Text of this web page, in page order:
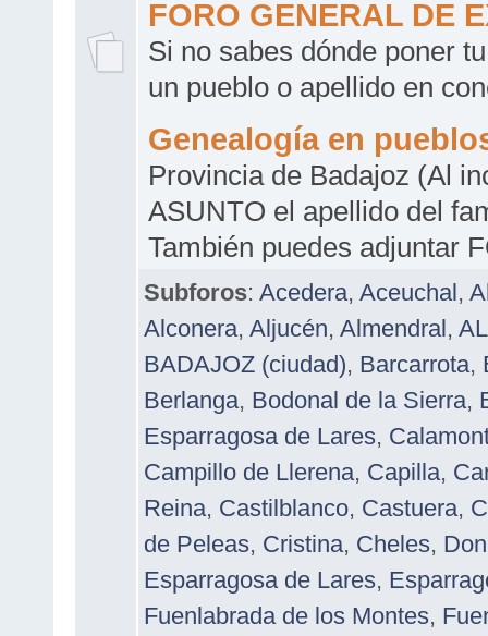
FORO GENERAL DE
Si no sabes dónde poner
un pueblo o apellido en
Genealogía en
Provincia de Badajoz (Al
ASUNTO el apellido del
También puedes adjuntar
Subforos: Acedera, Aceuchal,
Alconera, Aljucén, Almendral,
BADAJOZ (ciudad), Barcarrota,
Berlanga, Bodonal de la Sierra,
Esparragosa de Lares,
Campillo de Llerena, Capilla,
Reina, Castilblanco, Castuera,
de Peleas, Cristina, Cheles,
Esparragosa de Lares,
Fuenlabrada de los Montes,